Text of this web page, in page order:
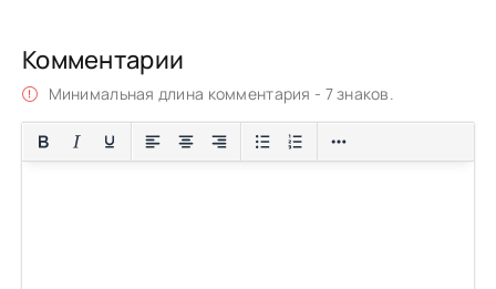
Комментарии
Минимальная длина комментария - 7 знаков.